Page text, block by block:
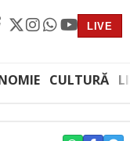
LIVE
CULTURĂ